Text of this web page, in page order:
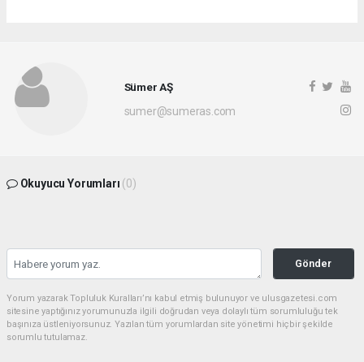
Sümer AŞ
sumer@sumeras.com
Okuyucu Yorumları (0)
Gönder
Yorum yazarak Topluluk Kuralları’nı kabul etmiş bulunuyor ve ulusgazetesi.com
sitesine yaptığınız yorumunuzla ilgili doğrudan veya dolaylı tüm sorumluluğu tek
başınıza üstleniyorsunuz. Yazılan tüm yorumlardan site yönetimi hiçbir şekilde
sorumlu tutulamaz.